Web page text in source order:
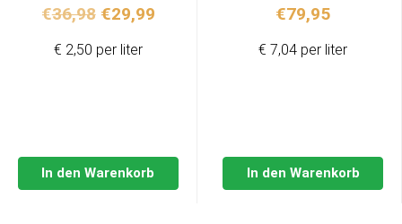
€36,98 Ursprünglicher
war:
€29,99Aktueller
In den Warenkorb
€ 2,50 per liter
€79,95
In den Warenkorb
€ 7,04 per liter